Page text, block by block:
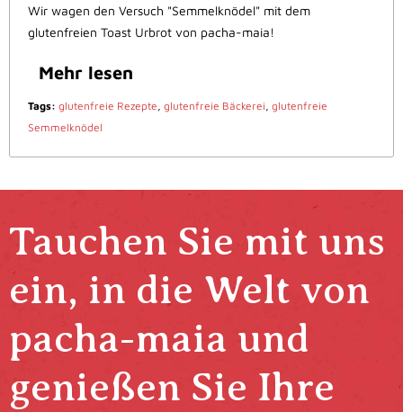
Wir wagen den Versuch "Semmelknödel" mit dem
glutenfreien Toast Urbrot von pacha-maia!
Mehr lesen
Tags: glutenfreie Rezepte, glutenfreie Bäckerei, glutenfreie
Semmelknödel
Tauchen Sie mit uns
ein, in die Welt von
pacha-maia und
genießen Sie Ihre